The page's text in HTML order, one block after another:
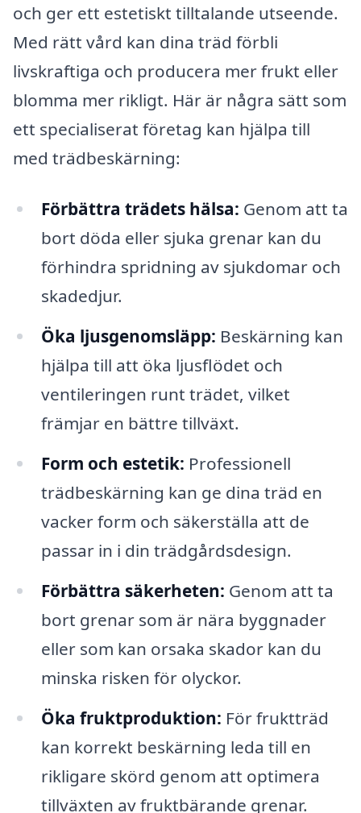
och ger ett estetiskt tilltalande utseende.
Med rätt vård kan dina träd förbli
livskraftiga och producera mer frukt eller
blomma mer rikligt. Här är några sätt som
ett specialiserat företag kan hjälpa till
med trädbeskärning:
Förbättra trädets hälsa: Genom att ta
bort döda eller sjuka grenar kan du
förhindra spridning av sjukdomar och
skadedjur.
Öka ljusgenomsläpp: Beskärning kan
hjälpa till att öka ljusflödet och
ventileringen runt trädet, vilket
främjar en bättre tillväxt.
Form och estetik: Professionell
trädbeskärning kan ge dina träd en
vacker form och säkerställa att de
passar in i din trädgårdsdesign.
Förbättra säkerheten: Genom att ta
bort grenar som är nära byggnader
eller som kan orsaka skador kan du
minska risken för olyckor.
Öka fruktproduktion: För fruktträd
kan korrekt beskärning leda till en
rikligare skörd genom att optimera
tillväxten av fruktbärande grenar.